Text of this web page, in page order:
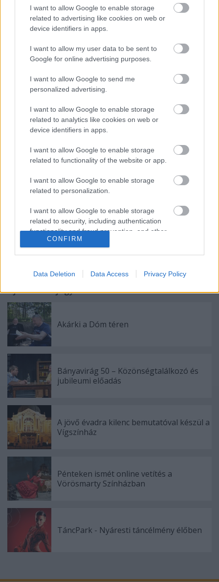
I want to allow Google to enable storage
related to advertising like cookies on web or
device identifiers in apps.
I want to allow my user data to be sent to
Google for online advertising purposes.
I want to allow Google to send me
personalized advertising.
I want to allow Google to enable storage
related to analytics like cookies on web or
device identifiers in apps.
I want to allow Google to enable storage
related to functionality of the website or app.
I want to allow Google to enable storage
related to personalization.
I want to allow Google to enable storage
related to security, including authentication
functionality and fraud prevention, and other
user protection.
CONFIRM
Data Deletion Data Access Privacy Policy
természethez, mely mindenkor ugyanaz volt, és az is
marad." (Isadora Duncan)
KOMPOZÍCIÓS KORTÁRS TÁNC KURZUS ZAMBRZYCKI
2006. augusztus 7-10. Hétfőtől - Csütörtökig: 19.30-
21.00-ig (4x1,5 óra)
Eddigi előadói tapasztalataimból (cie Pál Frenák,
Szabó Réka D. C., Gergye Krisztián, Dream Team, stb)
összeállított technikai és kompozíciós óra, melynek
központi témája az áramlás, a forma szüntelen
változása térben és időben. A mozdulatok
harmónikus összekötése által létrejön a folyamatos
mozgás, megszületik a tánc...
Ajánlott bejegyzések:
Akárki a Dóm téren
Bányavirág 50 – Közönségtalálkozó és
jubileumi előadás
A jövő évadra kilenc bemutatóval készül a
Vígszínház
Pénteken ismét online vetítés a
Vörösmarty Színházban
TáncPark - Nyáresti táncélmény élőben